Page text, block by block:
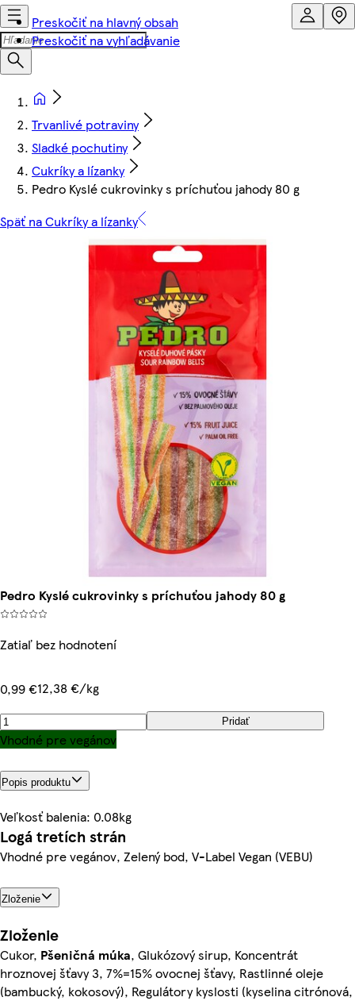
Preskočiť na hlavný obsah
Preskočiť na vyhľadávanie
Trvanlivé potraviny
Sladké pochutiny
Cukríky a lízanky
Pedro Kyslé cukrovinky s príchuťou jahody 80 g
Späť na Cukríky a lízanky
Pedro Kyslé cukrovinky s príchuťou jahody 80 g
Zatiaľ bez hodnotení
0,99 €12,38 €/kg
Pridať
Vhodné pre vegánov
Popis produktu
Veľkosť balenia: 0.08kg
Logá tretích strán
Vhodné pre vegánov, Zelený bod, V-Label Vegan (VEBU)
Zloženie
Zloženie
Cukor, Pšeničná múka, Glukózový sirup, Koncentrát
hroznovej šťavy 3, 7%=15% ovocnej šťavy, Rastlinné oleje
(bambucký, kokosový), Regulátory kyslosti (kyselina citrónová,